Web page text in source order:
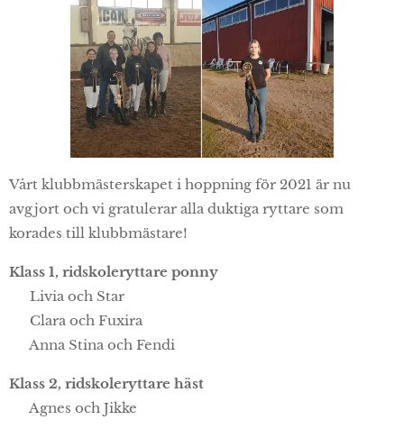
Vårt klubbmästerskapet i hoppning för 2021 är nu
avgjort och vi gratulerar alla duktiga ryttare som
korades till klubbmästare!
Klass 1, ridskoleryttare ponny
🥇 Livia och Star
🥈 Clara och Fuxira
🥉 Anna Stina och Fendi
Klass 2, ridskoleryttare häst
🥇 Agnes och Jikke